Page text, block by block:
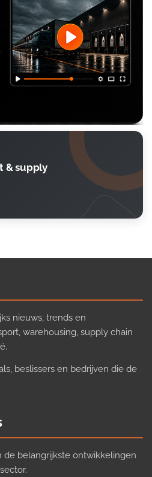
& supply
nieuws, trends en
warehousing, supply chain
beslissers en bedrijven die de
de belangrijkste ontwikkelingen